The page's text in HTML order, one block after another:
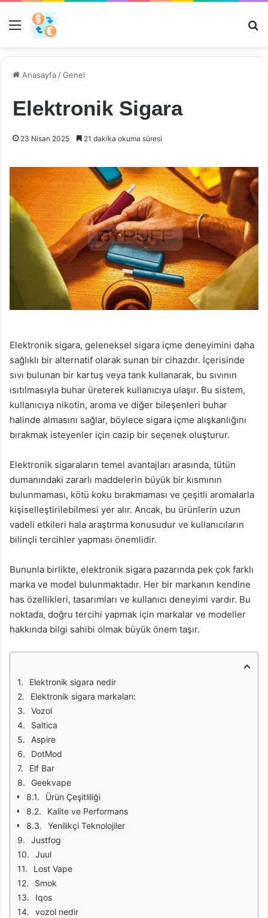
Menü
Anasayfa /Genel
Elektronik Sigara
23 Nisan 2025 21 dakika okuma süresi
Elektronik sigara, geleneksel sigara içme deneyimini daha
sağlıklı bir alternatif olarak sunan bir cihazdır. İçerisinde
sıvı bulunan bir kartuş veya tank kullanarak, bu sıvının
ısıtılmasıyla buhar üreterek kullanıcıya ulaşır. Bu sistem,
kullanıcıya nikotin, aroma ve diğer bileşenleri buhar
halinde almasını sağlar, böylece sigara içme alışkanlığını
bırakmak isteyenler için cazip bir seçenek oluşturur.
Elektronik sigaraların temel avantajları arasında, tütün
dumanındaki zararlı maddelerin büyük bir kısmının
bulunmaması, kötü koku bırakmaması ve çeşitli aromalarla
kişiselleştirilebilmesi yer alır. Ancak, bu ürünlerin uzun
vadeli etkileri hala araştırma konusudur ve kullanıcıların
bilinçli tercihler yapması önemlidir.
Bununla birlikte, elektronik sigara pazarında pek çok farklı
marka ve model bulunmaktadır. Her bir markanın kendine
has özellikleri, tasarımları ve kullanıcı deneyimi vardır. Bu
noktada, doğru tercihi yapmak için markalar ve modeller
hakkında bilgi sahibi olmak büyük önem taşır.
Elektronik sigara nedir
Elektronik sigara markaları:
Vozol
Saltica
Aspire
DotMod
Elf Bar
Geekvape
Ürün Çeşitliliği
Kalite ve Performans
Yenilikçi Teknolojiler
Justfog
Juul
Lost Vape
Smok
Iqos
vozol nedir